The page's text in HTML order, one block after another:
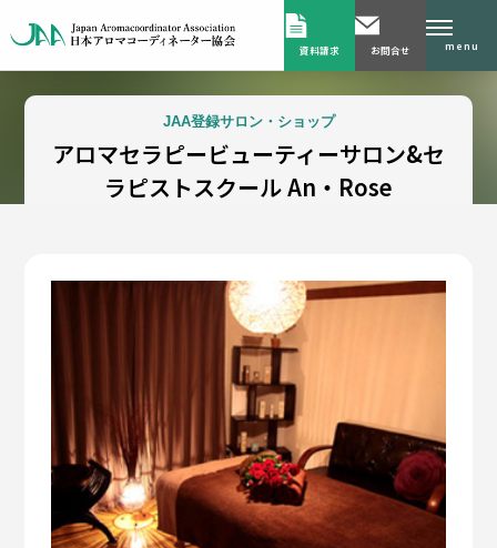
資料請求 お問合せ menu
JAA登録サロン・ショップ
アロマセラピービューティーサロン&セ
ラピストスクール An・Rose